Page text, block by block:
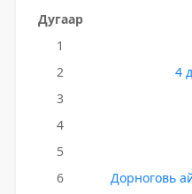
Дугаар
1
2
4
3
4
5
6
Дорноговь